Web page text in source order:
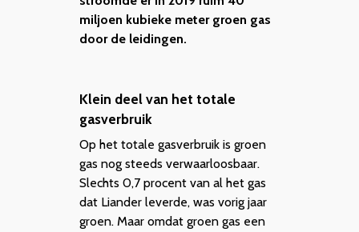
miljoen kubieke meter groen gas
door de leidingen.
Klein deel van het totale
gasverbruik
Op het totale gasverbruik is groen
gas nog steeds verwaarloosbaar.
Slechts 0,7 procent van al het gas
dat Liander leverde, was vorig jaar
groen. Maar omdat groen gas een